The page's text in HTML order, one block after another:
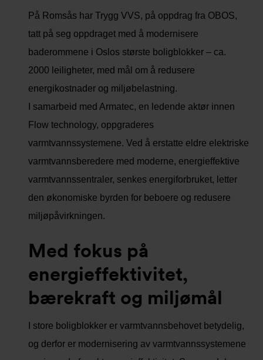
På Romsås har Trygg VVS, på oppdrag fra OBOS,
tatt på seg oppdraget med å modernisere
baderommene i Oslos største boligblokker – ca.
2000 leiligheter, med mål om å redusere
energikostnader og miljøbelastning.
I samarbeid med Armatec, en ledende aktør innen
Flow technology, oppgraderes
varmtvannssystemene. Ved å erstatte eldre elektriske
varmtvannsberedere med moderne, energieffektive
varmtvannssentraler, senkes energiforbruket, letter
den økonomiske byrden for beboere og redusere
miljøpåvirkningen.
Med fokus på
energieffektivitet,
bærekraft og miljømål
I store boligblokker er varmtvannsbehovet betydelig,
og derfor er modernisering av varmtvannssystemene